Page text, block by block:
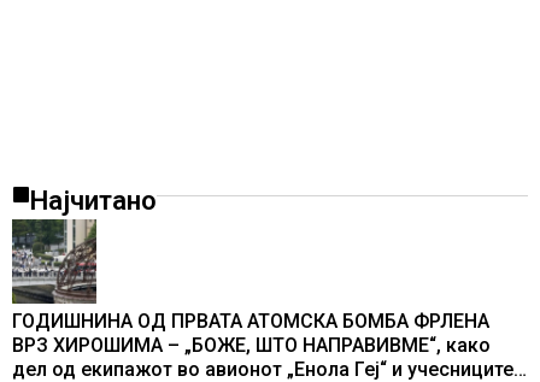
Најчитано
ГОДИШНИНА ОД ПРВАТА АТОМСКА БОМБА ФРЛЕНА
ВРЗ ХИРОШИМА – „БОЖЕ, ШТО НАПРАВИВМЕ“, како
дел од екипажот во авионот „Енола Геј“ и учесниците